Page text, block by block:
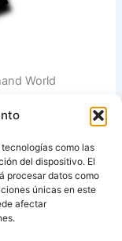
como las
del dispositivo. El
procesar datos como
únicas en este
afectar
World
280 páginas,
también nos